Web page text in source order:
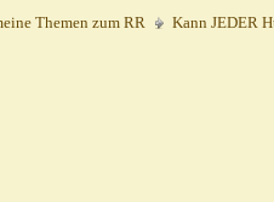
Themen zum RR Kann JEDER